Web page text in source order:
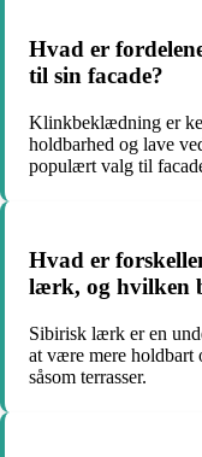
Hvad er
til sin facade?
Klinkbeklædning er
holdbarhed og lave
populært valg til
Hvad er
lærk, og hvilken
Sibirisk lærk er en
at være mere holdbart
såsom terrasser.